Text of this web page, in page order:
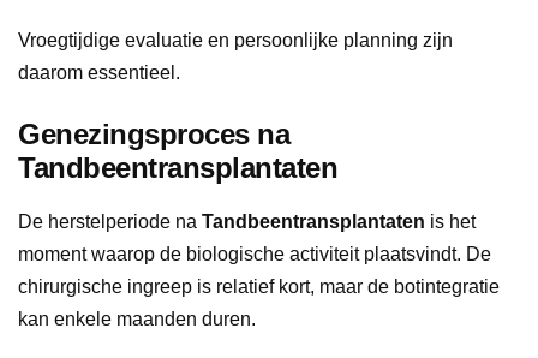
Vroegtijdige evaluatie en persoonlijke planning zijn
daarom essentieel.
Genezingsproces na
Tandbeentransplantaten
De herstelperiode na Tandbeentransplantaten is het
moment waarop de biologische activiteit plaatsvindt. De
chirurgische ingreep is relatief kort, maar de botintegratie
kan enkele maanden duren.